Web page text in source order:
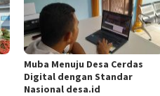
Muba Menuju Desa Cerdas
Digital dengan Standar
Nasional desa.id